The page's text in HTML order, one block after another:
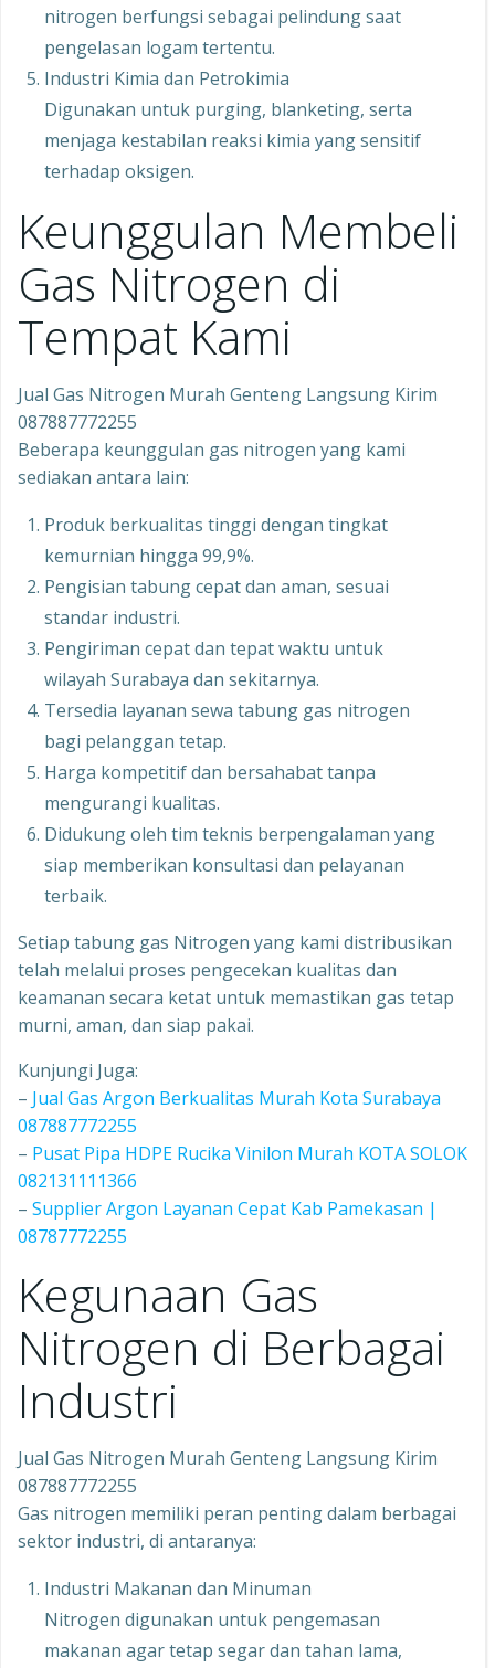
nitrogen berfungsi sebagai pelindung saat
pengelasan logam tertentu.
Industri Kimia dan Petrokimia
Digunakan untuk purging, blanketing, serta
menjaga kestabilan reaksi kimia yang sensitif
terhadap oksigen.
Keunggulan Membeli
Gas Nitrogen di
Tempat Kami
Jual Gas Nitrogen Murah Genteng Langsung Kirim
087887772255
Beberapa keunggulan gas nitrogen yang kami
sediakan antara lain:
Produk berkualitas tinggi dengan tingkat
kemurnian hingga 99,9%.
Pengisian tabung cepat dan aman, sesuai
standar industri.
Pengiriman cepat dan tepat waktu untuk
wilayah Surabaya dan sekitarnya.
Tersedia layanan sewa tabung gas nitrogen
bagi pelanggan tetap.
Harga kompetitif dan bersahabat tanpa
mengurangi kualitas.
Didukung oleh tim teknis berpengalaman yang
siap memberikan konsultasi dan pelayanan
terbaik.
Setiap tabung gas Nitrogen yang kami distribusikan
telah melalui proses pengecekan kualitas dan
keamanan secara ketat untuk memastikan gas tetap
murni, aman, dan siap pakai.
Kunjungi Juga:
– Jual Gas Argon Berkualitas Murah Kota Surabaya
087887772255
– Pusat Pipa HDPE Rucika Vinilon Murah KOTA SOLOK
082131111366
– Supplier Argon Layanan Cepat Kab Pamekasan |
08787772255
Kegunaan Gas
Nitrogen di Berbagai
Industri
Jual Gas Nitrogen Murah Genteng Langsung Kirim
087887772255
Gas nitrogen memiliki peran penting dalam berbagai
sektor industri, di antaranya:
Industri Makanan dan Minuman
Nitrogen digunakan untuk pengemasan
makanan agar tetap segar dan tahan lama,